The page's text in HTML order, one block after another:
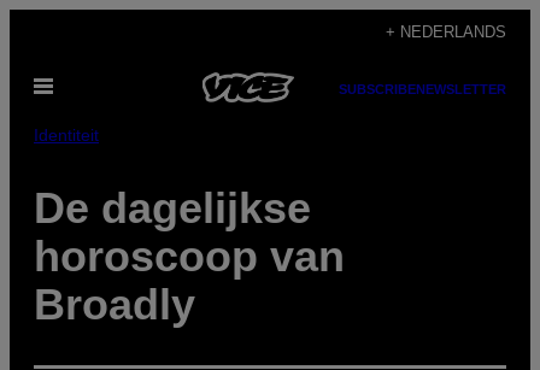
de
inhoud
+ NEDERLANDS
Open
SUBSCRIBENEWSLETTER
Identiteit
De dagelijkse
horoscoop van
Broadly